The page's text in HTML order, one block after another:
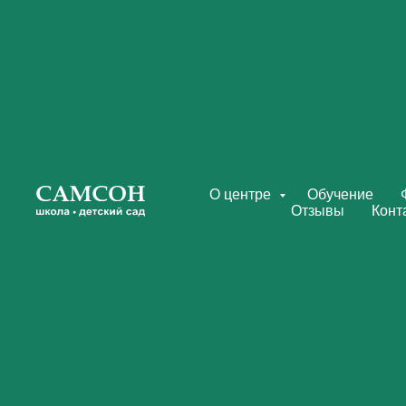
О центре Обучение
Отзывы